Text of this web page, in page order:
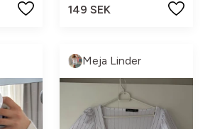
149 SEK
Meja Linder